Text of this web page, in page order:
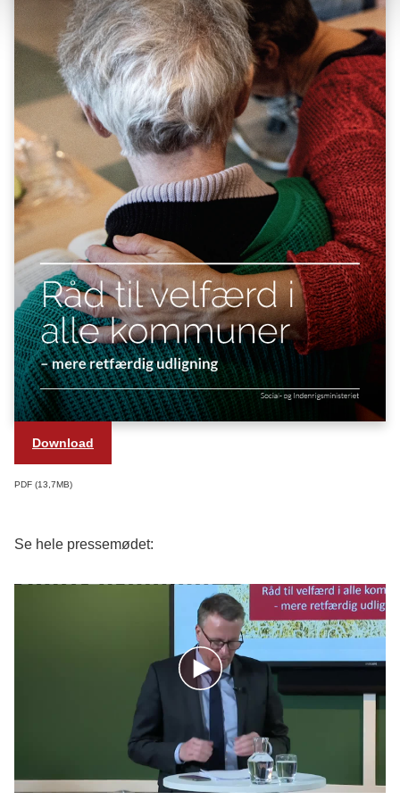
afskaffes
Nyt hovedstadstilskud målrettet udsatte
hovedstadskommuner
Én milliard kroner målrettet udsatte
yderkommuner
Et knæk i selskabsskatteudligningen
Øget refusion i dyre socialsager
Forslag, der giver luft i budgettet til ekstra
velfærd
Reform af styreformen i København,
Aarhus, Odense og Aalborg
Forslag, der skaber en mere retfærdig
udligning
Loft over rabat til de mest velhavende
kommuner i overudligningsordning
Flere penge til kommuner med mange
vælge at sætte skatten op
Forslag, der løser bundne opgaver
Kriterie for faldende indbyggertal
stabiliseres
Beskæftigelsestilskuddet omlægges til
generel udligning
Justering af udlændingeudligningen
Datagrundlaget gøres mere robust med
Download
PDF 13,7MB
Se hele pressemødet: